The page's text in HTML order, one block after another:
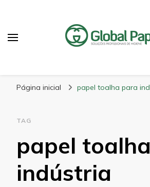
Página inicial papel toalha para
TAG
papel
indústria